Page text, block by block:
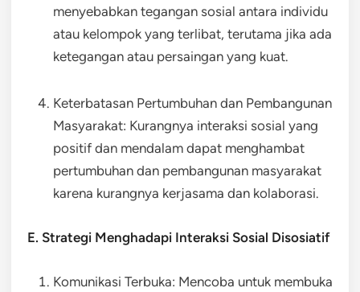
menyebabkan tegangan sosial antara individu
atau kelompok yang terlibat, terutama jika ada
ketegangan atau persaingan yang kuat.
Keterbatasan Pertumbuhan dan Pembangunan
Masyarakat: Kurangnya interaksi sosial yang
positif dan mendalam dapat menghambat
pertumbuhan dan pembangunan masyarakat
karena kurangnya kerjasama dan kolaborasi.
E. Strategi Menghadapi Interaksi Sosial Disosiatif
Komunikasi Terbuka: Mencoba untuk membuka